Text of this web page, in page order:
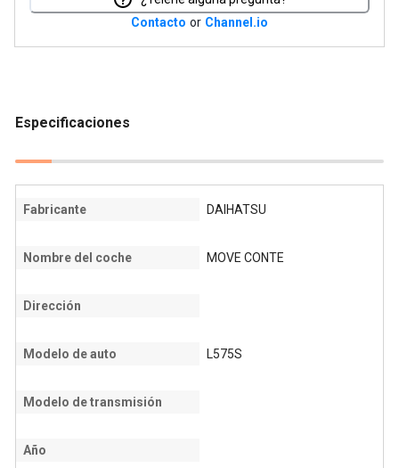
Contacto or Channel.io
Especificaciones
Fabricante DAIHATSU
Nombre del coche MOVE CONTE
Dirección
Modelo de auto L575S
Modelo de transmisión
Año